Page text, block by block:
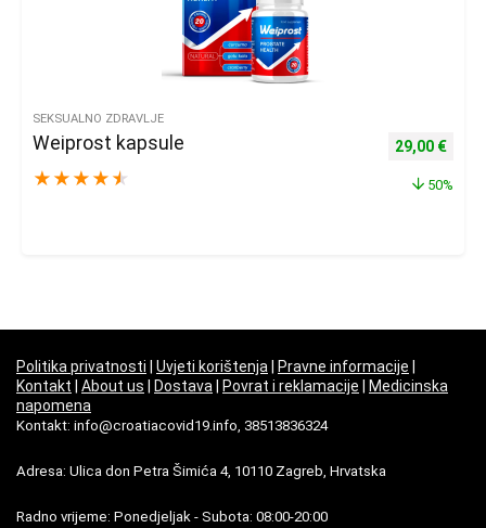
SEKSUALNO ZDRAVLJE
Weiprost kapsule
★ ★ ★ ★ ★
Izvorna
29,00 €
50%
Politika privatnosti | Uvjeti korištenja | Pravne informacije |
Kontakt | About us | Dostava | Povrat i reklamacije | Medicinska
napomena
Kontakt: info@croatiacovid19.info, 38513836324
Adresa: Ulica don Petra Šimića 4, 10110 Zagreb, Hrvatska
Radno vrijeme: Ponedjeljak - Subota: 08:00-20:00